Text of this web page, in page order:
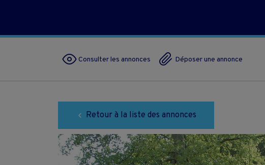
Consulter les annonces Déposer une annonce
Retour à la liste des annonces